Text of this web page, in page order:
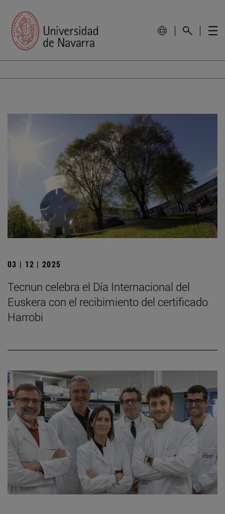
03 | 12 | 2025
Tecnun celebra el Día Internacional del
Euskera con el recibimiento del certificado
Harrobi